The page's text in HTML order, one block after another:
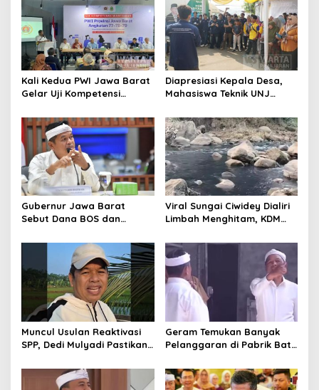
Kali Kedua PWI Jawa Barat
Gelar Uji Kompetensi
Diapresiasi Kepala Desa,
Mahasiswa Teknik UNJ
Pengelolaan Sampah
Gubernur Jawa Barat
Sebut Dana BOS dan
Operasional Sekolah
Viral Sungai Ciwidey Dialiri
Limbah Menghitam, KDM
Pelaku
Muncul Usulan Reaktivasi
SPP, Dedi Mulyadi Pastikan
Selenggarakan Sekolah
Geram Temukan Banyak
Pelanggaran di Pabrik Batu
Gunung Beak, Rakyat
Balangsak